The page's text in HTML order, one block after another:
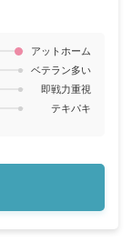
アットホーム
ベテラン多い
即戦力重視
テキパキ